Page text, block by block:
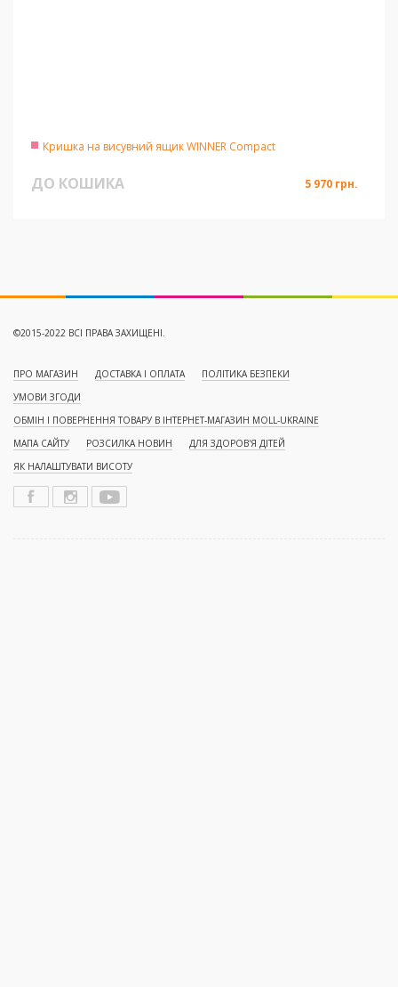
Кришка на висувний ящик WINNER Compact
ДО КОШИКА 5 970 грн.
©2015-2022 ВСІ ПРАВА ЗАХИЩЕНІ.
ПРО МАГАЗИН ДОСТАВКА І ОПЛАТА
ПОЛІТИКА БЕЗПЕКИ
УМОВИ ЗГОДИ
ОБМІН І ПОВЕРНЕННЯ ТОВАРУ В ІНТЕРНЕТ-МАГАЗИН MOLL-UKRAINE
МАПА САЙТУ
РОЗСИЛКА НОВИН
ДЛЯ ЗДОРОВ'Я ДІТЕЙ
ЯК НАЛАШТУВАТИ ВИСОТУ